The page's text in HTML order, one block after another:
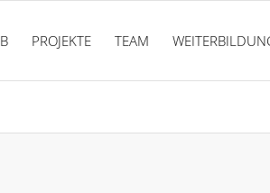
PROJEKTE TEAM